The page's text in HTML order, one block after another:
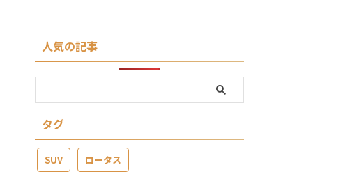
人気の記事
タグ
SUV ロータス